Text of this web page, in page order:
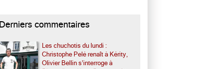
Derniers commentaires
Les chuchotis du lundi :
Christophe Pelé renaît à Kérity,
Olivier Bellin s’interroge à